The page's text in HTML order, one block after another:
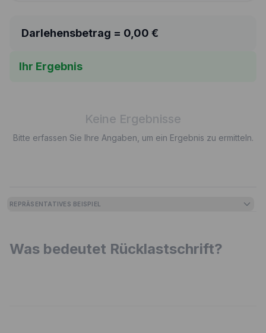
Darlehensbetrag = 0,00 €
Ihr Ergebnis
Keine Ergebnisse
Bitte erfassen Sie Ihre Angaben, um ein Ergebnis zu ermitteln.
REPRÄSENTATIVES BEISPIEL
Was bedeutet Rücklastschrift?